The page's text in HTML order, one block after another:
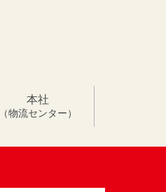
本社
（物流センター）